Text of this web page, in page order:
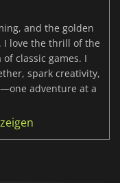
and the golden
I love the thrill of the
classic games. I
spark creativity,
adventure at a